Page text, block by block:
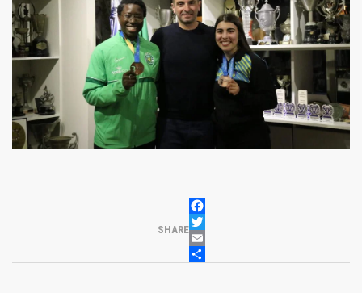
SHARE
FACEBOOK
TWITTER
EMAIL
PARTILHAR